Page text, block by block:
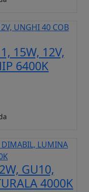
15W, 12V,
6400K
GU10,
4000K